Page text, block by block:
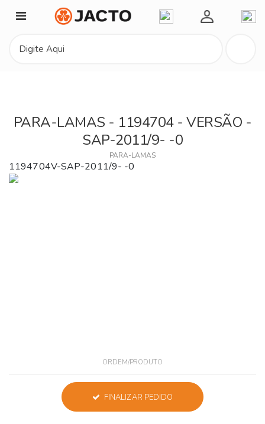
Minha Conta
PARA-LAMAS - 1194704 - VERSÃO -
SAP-2011/9- -0
PARA-LAMAS
1194704V-SAP-2011/9- -0
ORDEM/PRODUTO
FINALIZAR PEDIDO